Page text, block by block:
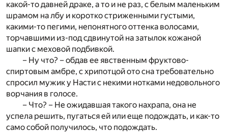
какой-то давней драке, а то и не раз, с белым маленьким
шрамом на лбу и коротко стриженными густыми,
какими-то пегими, непонятного оттенка волосами,
торчавшими из-под сдвинутой на затылок кожаной
шапки с меховой подбивкой.
– Ну что? – обдав ее явственным фруктово-
спиртовым амбре, с хрипотцой ото сна требовательно
спросил мужик у Насти с некими нотками недовольного
ворчания в голосе.
– Что? – Не ожидавшая такого нахрапа, она не
успела решить, пугаться ей или еще подождать, и как-то
само собой получилось, что подождать.